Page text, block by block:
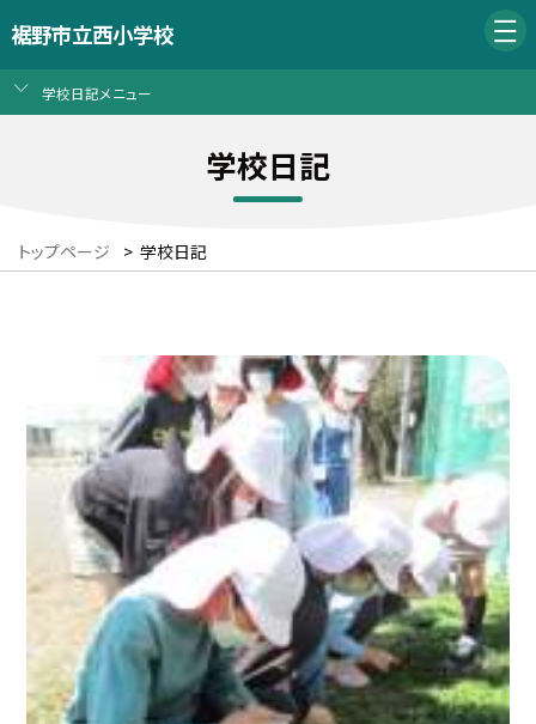
裾野市立西小学校
学校日記メニュー
学校日記
トップページ > 学校日記